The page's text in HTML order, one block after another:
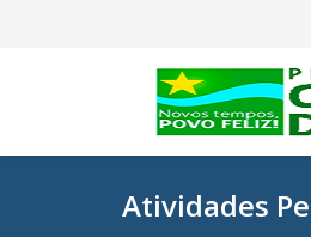
Atividades